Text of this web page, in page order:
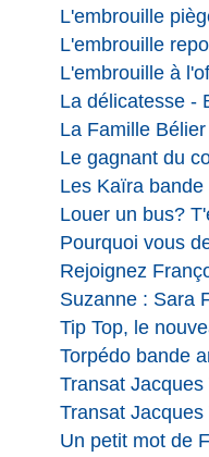
L'embrouille
L'embrouille
L'embrouille à
La délicatesse -
La Famille
Le gagnant du
Les Kaïra
Louer un bus?
Pourquoi vous
Rejoignez
Suzanne : Sara
Tip Top, le
Torpédo bande
Transat
Transat
Un petit mot de